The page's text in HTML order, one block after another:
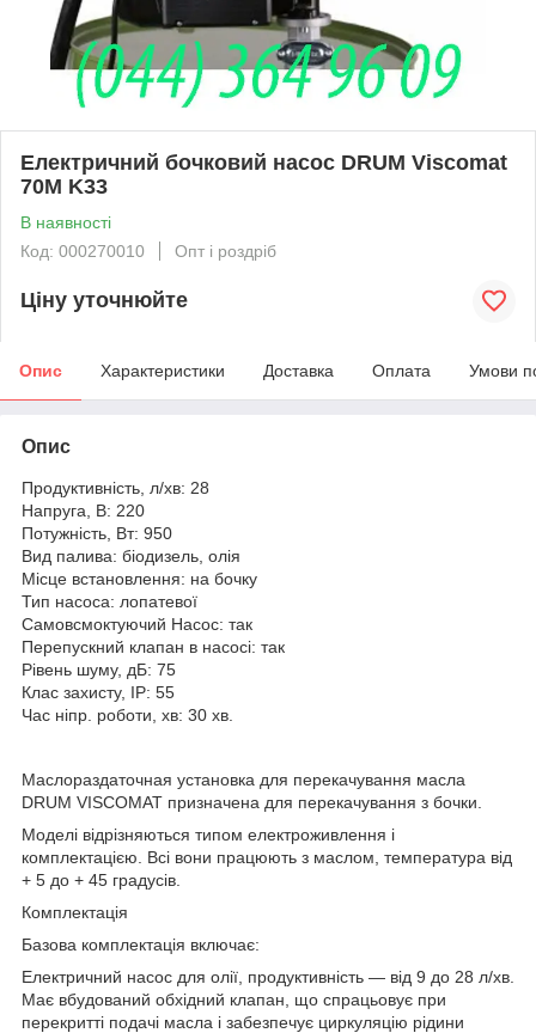
Електричний бочковий насос DRUM Viscomat
70M K33
В наявності
Код: 000270010
Опт і роздріб
Ціну уточнюйте
Опис Характеристики Доставка Оплата Умови
Опис
Продуктивність, л/хв: 28
Напруга, В: 220
Потужність, Вт: 950
Вид палива: біодизель, олія
Місце встановлення: на бочку
Тип насоса: лопатевої
Самовсмоктуючий Насос: так
Перепускний клапан в насосі: так
Рівень шуму, дБ: 75
Клас захисту, IP: 55
Час ніпр. роботи, хв: 30 хв.
Маслораздаточная установка для перекачування масла
DRUM VISCOMAT призначена для перекачування з бочки.
Моделі відрізняються типом електроживлення і
комплектацією. Всі вони працюють з маслом, температура від
+ 5 до + 45 градусів.
Комплектація
Базова комплектація включає:
Електричний насос для олії, продуктивність — від 9 до 28 л/хв.
Має вбудований обхідний клапан, що спрацьовує при
перекритті подачі масла і забезпечує циркуляцію рідини